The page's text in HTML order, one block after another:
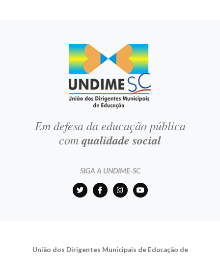
Em defesa da educação pública
comqualidade social
SIGA A UNDIME-SC
União dos Dirigentes Municipais de Educação de